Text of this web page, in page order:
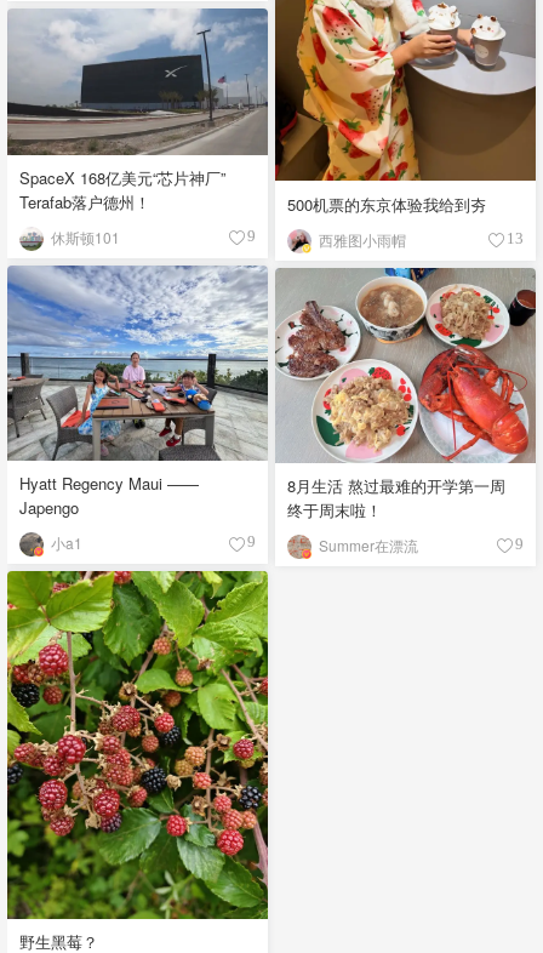
500机票的东京体验我给到夯
西雅图小雨帽 13
SpaceX 168亿美元“芯片神厂”
Terafab落户德州！
休斯顿101 9
Hyatt Regency Maui ——
Japengo
小a1 9
8月生活 熬过最难的开学第一周
终于周末啦！
Summer在漂流 9
野生黑莓？